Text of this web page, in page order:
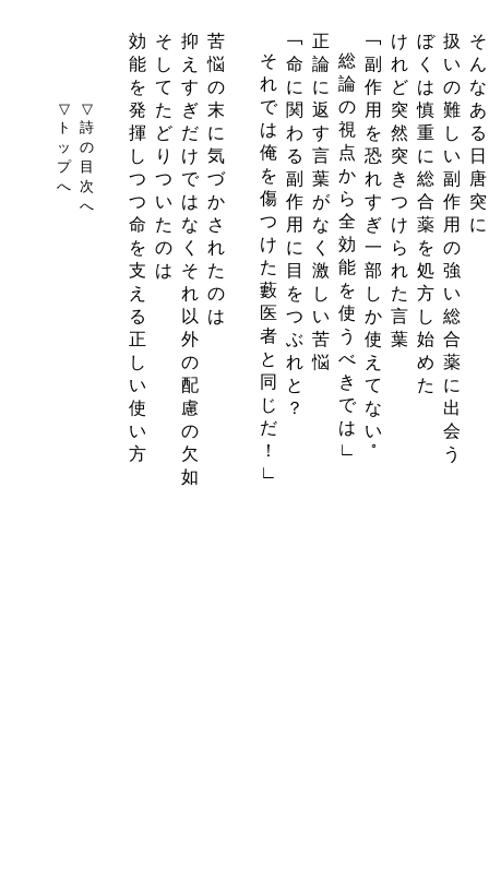
▽
ト
ッ
プ
へ
▽
詩
の
目
次
へ
効
能
を
発
揮
し
つ
つ
命
を
支
え
る
正
し
い
使
い
方
そ
し
て
た
ど
り
つ
い
た
の
は
抑
え
す
ぎ
だ
け
で
は
な
く
そ
れ
以
外
の
配
慮
の
欠
如
苦
悩
の
末
に
気
づ
か
さ
れ
た
の
は
そ
れ
で
は
俺
を
傷
つ
け
た
藪
医
者
と
同
じ
だ
！
∟
￢
命
に
関
わ
る
副
作
用
に
目
を
つ
ぶ
れ
と
？
正
論
に
返
す
言
葉
が
な
く
激
し
い
苦
悩
総
論
の
視
点
か
ら
全
効
能
を
使
う
べ
き
で
は
∟
￢
副
作
用
を
恐
れ
す
ぎ
一
部
し
か
使
え
て
な
い
ﾟ
け
れ
ど
突
然
突
き
つ
け
ら
れ
た
言
葉
ぼ
く
は
慎
重
に
総
合
薬
を
処
方
し
始
め
た
扱
い
の
難
し
い
副
作
用
の
強
い
総
合
薬
に
出
会
う
そ
ん
な
あ
る
日
唐
突
に